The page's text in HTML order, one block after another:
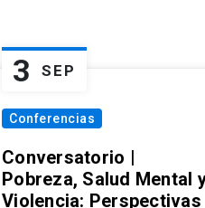
3 SEP
Conferencias
Conversatorio |
Pobreza, Salud Mental
Violencia: Perspectivas